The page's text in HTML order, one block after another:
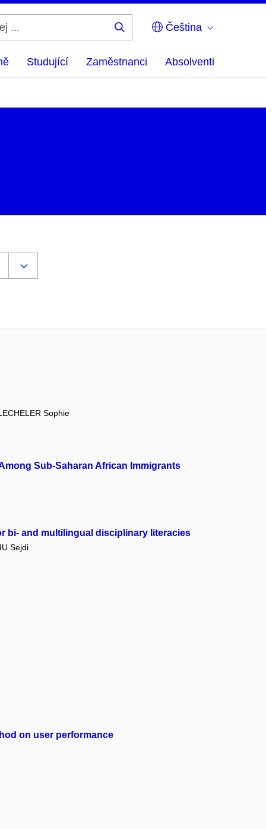
Čeština
Studující Zaměstnanci Absolventi
Sophie
Sub-Saharan African Immigrants
bi- and multilingual disciplinary literacies
Sejdi
on user performance